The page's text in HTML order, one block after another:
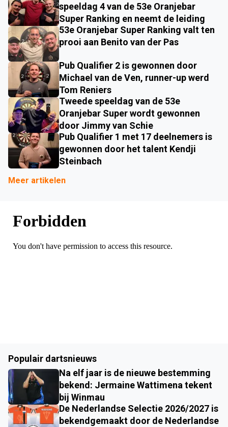
speeldag 4 van de 53e Oranjebar
Super Ranking en neemt de leiding
53e Oranjebar Super Ranking valt ten
prooi aan Benito van der Pas
Pub Qualifier 2 is gewonnen door
Michael van de Ven, runner-up werd
Tom Reniers
Tweede speeldag van de 53e
Oranjebar Super wordt gewonnen
door Jimmy van Schie
Pub Qualifier 1 met 17 deelnemers is
gewonnen door het talent Kendji
Steinbach
Meer artikelen
Populair dartsnieuws
Na elf jaar is de nieuwe bestemming
bekend: Jermaine Wattimena tekent
bij Winmau
De Nederlandse Selectie 2026/2027 is
bekendgemaakt door de Nederlandse